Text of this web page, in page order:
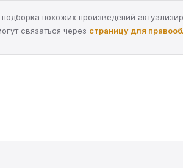
похожих произведений
связаться через страницу для